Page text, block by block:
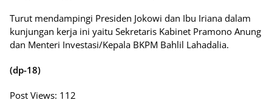
Turut mendampingi Presiden Jokowi dan Ibu Iriana dalam
kunjungan kerja ini yaitu Sekretaris Kabinet Pramono Anung
dan Menteri Investasi/Kepala BKPM Bahlil Lahadalia.
(dp-18)
Post Views: 112